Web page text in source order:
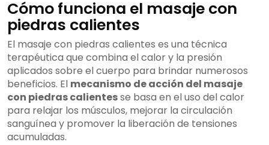
Cómo funciona el masaje con
piedras calientes
El masaje con piedras calientes es una técnica
terapéutica que combina el calor y la presión
aplicados sobre el cuerpo para brindar numerosos
beneficios. El mecanismo de acción del masaje
con piedras calientesse basa en el uso del calor
para relajar los músculos, mejorar la circulación
sanguínea y promover la liberación de tensiones
acumuladas.